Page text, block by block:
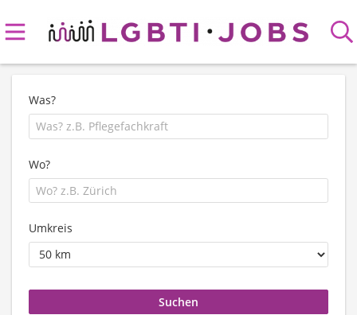
Was?
Wo?
Umkreis